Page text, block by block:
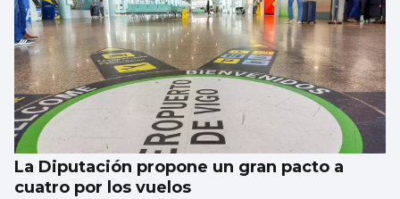
La nigranesa Kreios Space lanzará el
satélite que volará más cerca de la Tierra
La Diputación propone un gran pacto a
cuatro por los vuelos